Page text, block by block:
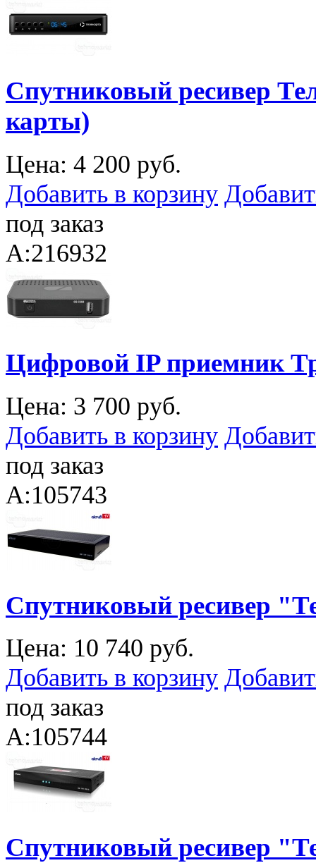
Спутниковый ресивер
карты)
Цена: 4 200 руб.
Добавить в корзину
под заказ
A:216932
Цифровой IP приемник
Цена: 3 700 руб.
Добавить в корзину
под заказ
A:105743
Спутниковый ресивер
Цена: 10 740 руб.
Добавить в корзину
под заказ
A:105744
Спутниковый ресивер